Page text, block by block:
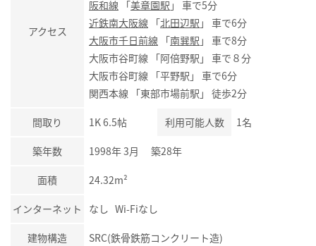
アクセス
阪和線 「美章園駅 」 車で5分
近鉄南大阪線 「北田辺駅 」 車で6分
大阪市千日前線 「南巽駅 」 車で8分
大阪市谷町線 「阿倍野駅」 車で８分
大阪市谷町線 「平野駅」 車で6分
関西本線 「東部市場前駅」 徒歩2分
間取り 1K 6.5帖 利用可能人数 1名
築年数 1998年 3月 築28年
面積 24.32m²
インターネット なし Wi-Fiなし
建物構造 SRC(鉄骨鉄筋コンクリート造)